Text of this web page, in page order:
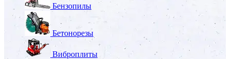
Бензопилы
Бетонорезы
Виброплиты